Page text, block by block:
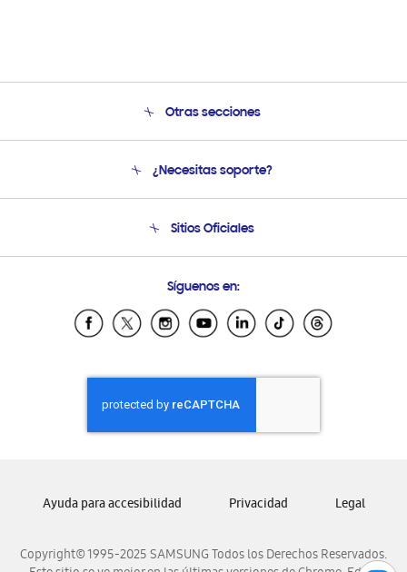
Otras secciones
Soporte
Condiciones de Compra
¿Necesitas soporte?
Soporte vía eMail
Sitios Oficiales
Samsung Ecuador
Samsung El Salvador
Samsung Honduras
Samsung Nicaragua
Samsung Panamá
Samsung Venezuela
Síguenos en:
Copyright© 1995-2025 SAMSUNG Todos los Derechos Reservados.
Ayuda para accesibilidad Privacidad Legal